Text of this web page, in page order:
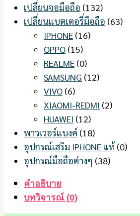
เปลี่ยนจอมือถือ (132)
เปลี่ยนแบตเตอรี่มือถือ (63)
IPHONE (16)
OPPO (15)
REALME (0)
SAMSUNG (12)
VIVO (6)
XIAOMI-REDMI (2)
HUAWEI (12)
พาวเวอร์แบงค์ (18)
อุปกรณ์เสริม IPHONE แท้ (0)
อุปกรณ์มือถือต่างๆ (38)
คำอธิบาย
บทวิจารณ์ (0)